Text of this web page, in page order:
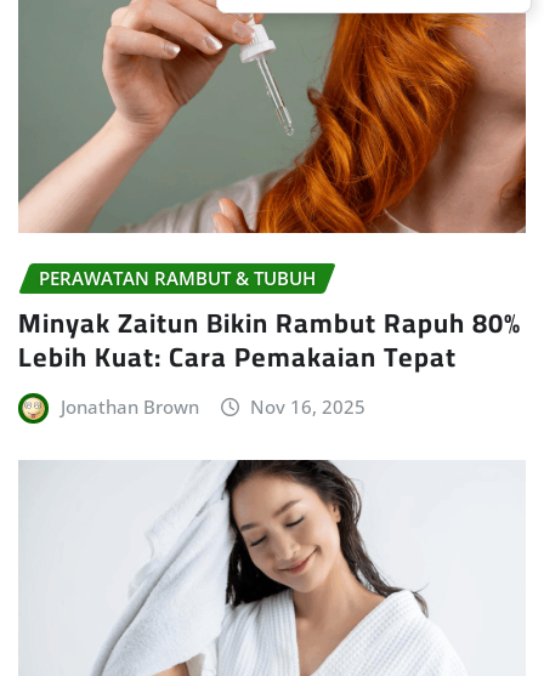
PERAWATAN RAMBUT & TUBUH
Minyak Zaitun Bikin Rambut Rapuh 80%
Lebih Kuat: Cara Pemakaian Tepat
Jonathan Brown Nov 16, 2025